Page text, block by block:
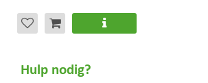
Hulp nodig?